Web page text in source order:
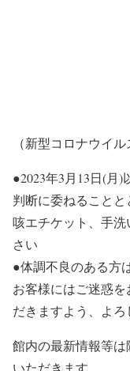
（新型コロナウイ
●2023年3月13日(月
判断に委ねることと
咳エチケット、手
さい
●体調不良のある方
お客様にはご迷惑
だきますよう、よろ
館内の最新情報等は
いただきます。